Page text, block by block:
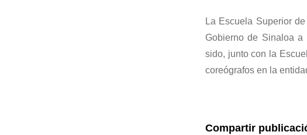
La Escuela Superior
Gobierno de Sinaloa a
sido, junto con la
coreógrafos en la
Compartir